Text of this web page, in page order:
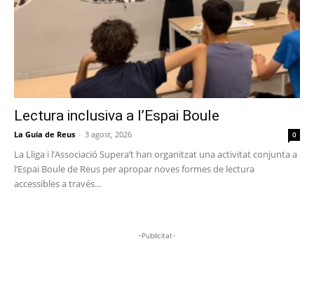
Lectura inclusiva a l’Espai Boule
La Guia de Reus - 3 agost, 2026 0
La Lliga i l’Associació Supera’t han organitzat una activitat conjunta a
l’Espai Boule de Reus per apropar noves formes de lectura
accessibles a través...
-Publicitat-